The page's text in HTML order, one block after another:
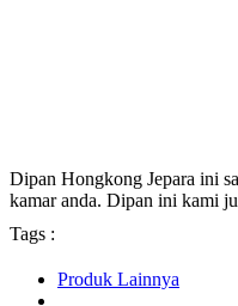
Dipan Hongkong Jepara ini
kamar anda. Dipan ini kami
Tags :
Produk Lainnya